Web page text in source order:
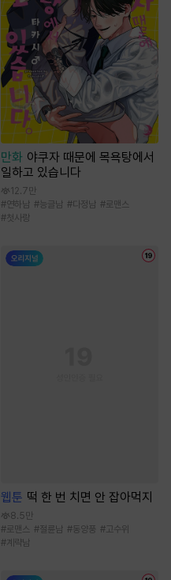
만화 야쿠자 때문에 목욕탕에서
일하고 있습니다
12.7만
#연하남 #능글남 #다정남 #로맨스
#첫사랑
웹툰 떡 한 번 치면 안 잡아먹지
8.5만
#로맨스 #절륜남 #동양풍 #고수위
#계략남